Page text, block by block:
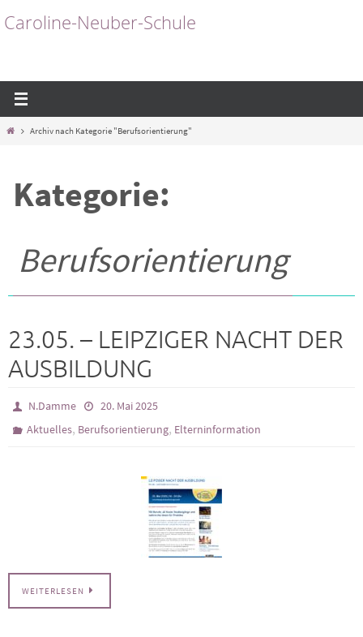
Inhalt
Caroline-Neuber-Schule
StartArchiv nach Kategorie "Berufsorientierung"
Kategorie:
Berufsorientierung
23.05. – LEIPZIGER NACHT DER
AUSBILDUNG
N.Damme
20. Mai 2025
Aktuelles, Berufsorientierung, Elterninformation
WEITERLESEN